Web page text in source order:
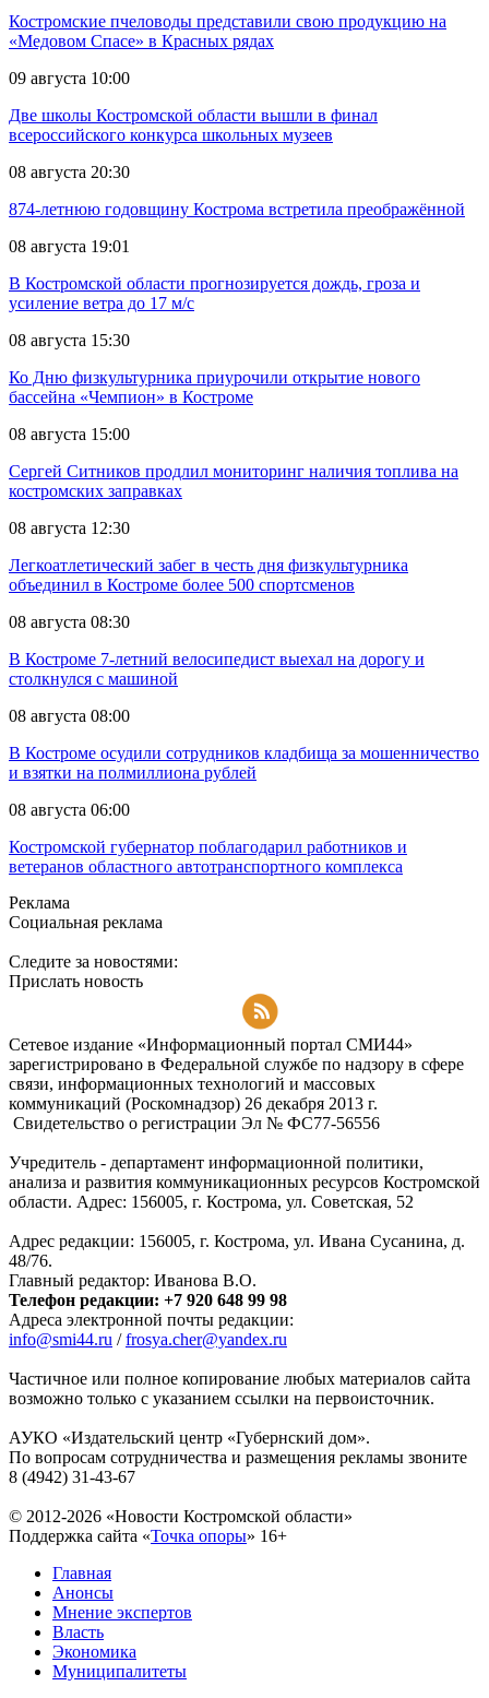
Костромские пчеловоды представили свою продукцию на
«Медовом Спасе» в Красных рядах
09 августа 10:00
Две школы Костромской области вышли в финал
всероссийского конкурса школьных музеев
08 августа 20:30
874-летнюю годовщину Кострома встретила преображённой
08 августа 19:01
В Костромской области прогнозируется дождь, гроза и
усиление ветра до 17 м/с
08 августа 15:30
Ко Дню физкультурника приурочили открытие нового
бассейна «Чемпион» в Костроме
08 августа 15:00
Сергей Ситников продлил мониторинг наличия топлива на
костромских заправках
08 августа 12:30
Легкоатлетический забег в честь дня физкультурника
объединил в Костроме более 500 спортсменов
08 августа 08:30
В Костроме 7-летний велосипедист выехал на дорогу и
столкнулся с машиной
08 августа 08:00
В Костроме осудили сотрудников кладбища за мошенничество
и взятки на полмиллиона рублей
08 августа 06:00
Костромской губернатор поблагодарил работников и
ветеранов областного автотранспортного комплекса
Реклама
Социальная реклама
Следите за новостями:
Прислать новость
Сетевое издание «Информационный портал СМИ44»
зарегистрировано в Федеральной службе по надзору в сфере
связи, информационных технологий и массовых
коммуникаций (Роскомнадзор) 26 декабря 2013 г.
Свидетельство о регистрации Эл № ФC77-56556
Учредитель - департамент информационной политики,
анализа и развития коммуникационных ресурсов Костромской
области. Адрес: 156005, г. Кострома, ул. Советская, 52
Адрес редакции: 156005, г. Кострома, ул. Ивана Сусанина, д.
48/76.
Главный редактор: Иванова В.О.
Телефон редакции: +7 920 648 99 98
Адреса электронной почты редакции:
info@smi44.ru /frosya.cher@yandex.ru
Частичное или полное копирование любых материалов сайта
возможно только с указанием ссылки на первоисточник.
АУКО «Издательский центр «Губернский дом».
По вопросам сотрудничества и размещения рекламы звоните
8 (4942) 31-43-67
© 2012-2026 «Новости Костромской области»
Поддержка сайта «Точка опоры» 16+
Главная
Анонсы
Мнение экспертов
Власть
Экономика
Муниципалитеты